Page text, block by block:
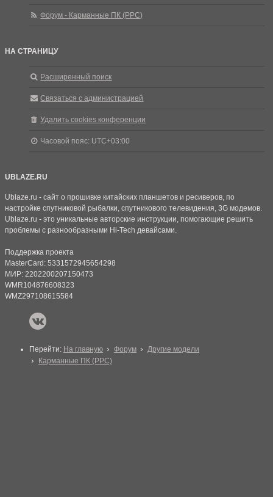
Форум - Карманные ПК (PPC)
НА СТРАНИЦУ
Расширенный поиск
Связаться с администрацией
Удалить cookies конференции
Часовой пояс: UTC+03:00
UBLAZE.RU
Ublaze.ru - сайт о прошивке китайских планшетов и ресиверов, по
настройке спутниковой рыбалки, спутникового телевидения, 3G модемов.
Ublaze.ru - это уникальные авторские инструкции, помогающие решить
проблемы с разнообразными Hi-Tech девайсами.
Поддержка проекта
MasterCard: 5331572945654298
МИР: 2202200207150473
WMR104876608323
WMZ297108615584
Перейти: На главную Форум
Другие модели
Карманные ПК (PPC)